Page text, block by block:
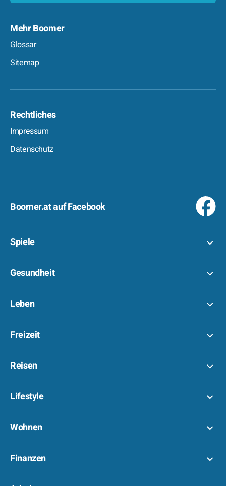
Mehr Boomer
Glossar
Sitemap
Rechtliches
Impressum
Datenschutz
Boomer.at auf Facebook
Spiele
Gesundheit
Leben
Freizeit
Reisen
Lifestyle
Wohnen
Finanzen